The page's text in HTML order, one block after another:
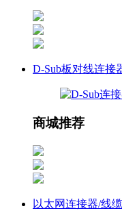
D-Sub板对线连接
商城推荐
以太网连接器/线